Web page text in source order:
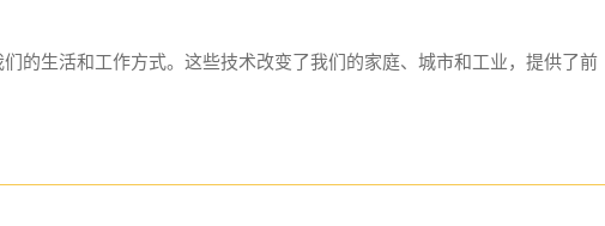
的生活和工作方式。这些技术改变了我们的家庭、城市和工业，提供了前